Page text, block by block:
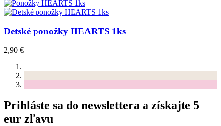
Detské ponožky HEARTS 1ks
2,90 €
Prihláste sa do newslettera a získajte 5
eur zľavu